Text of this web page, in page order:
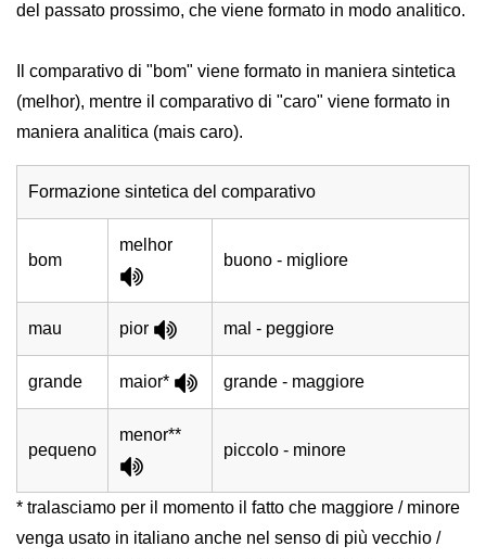
del passato prossimo, che viene formato in modo analitico.
Il comparativo di "bom" viene formato in maniera sintetica
(melhor), mentre il comparativo di "caro" viene formato in
maniera analitica (mais caro).
Formazione sintetica del comparativo
bom
melhor
buono - migliore
mau pior mal - peggiore
grande maior* grande - maggiore
pequeno
menor**
piccolo - minore
* tralasciamo per il momento il fatto che maggiore / minore
venga usato in italiano anche nel senso di più vecchio /